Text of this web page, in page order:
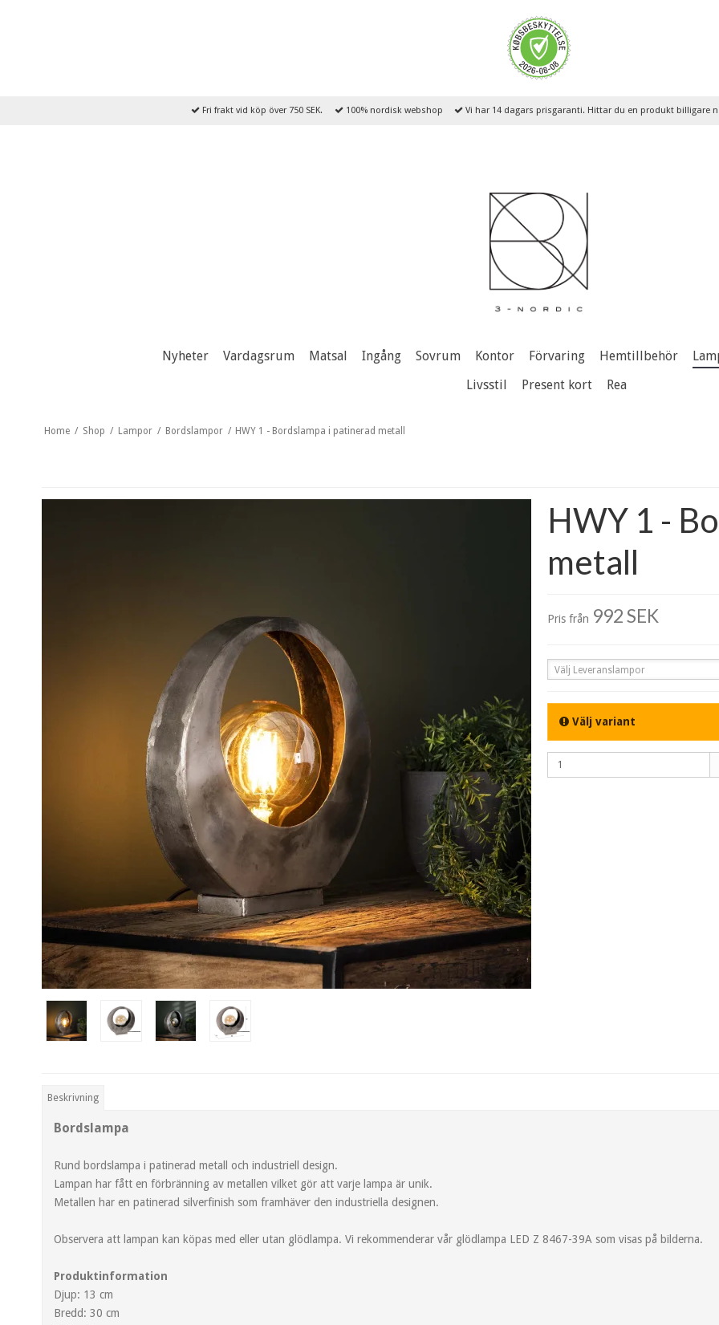
Fri frakt vid köp över 750 SEK. 100% nordisk webshop Vi har 14 dagars prisgaranti. Hittar du en produkt billigare
Nyheter Vardagsrum Matsal Ingång Sovrum Kontor Förvaring Hemtillbehör
Livsstil
Present kort Rea
Home / Shop / Lampor / Bordslampor / HWY 1 - Bordslampa i patinerad metall
HWY 1 -
metall
Pris från 992 SEK
Välj Leveranslampor
Välj variant
Beskrivning
Bordslampa
Rund bordslampa i patinerad metall och industriell design.
Lampan har fått en förbränning av metallen vilket gör att varje lampa är unik.
Metallen har en patinerad silverfinish som framhäver den industriella designen.
Observera att lampan kan köpas med eller utan glödlampa. Vi rekommenderar vår glödlampa LED Z 8467-39A som visas på bilderna.
Produktinformation
Djup: 13 cm
Bredd: 30 cm